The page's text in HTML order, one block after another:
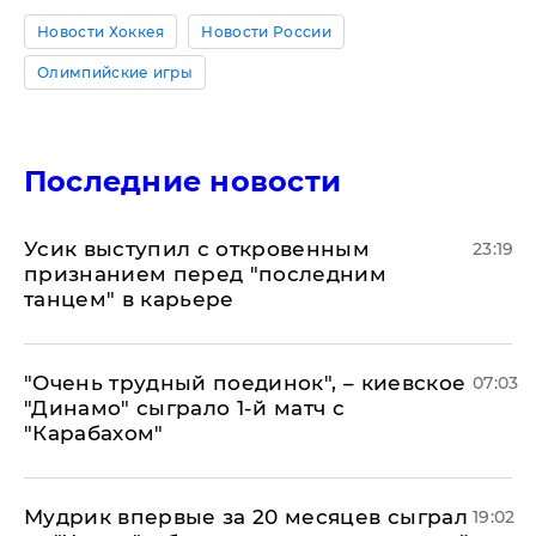
Новости Хоккея Новости России
Олимпийские игры
Последние новости
Усик выступил с откровенным
признанием перед "последним
танцем" в карьере
23:19
"Очень трудный поединок", – киевское
"Динамо" сыграло 1-й матч с
"Карабахом"
07:03
Мудрик впервые за 20 месяцев сыграл 19:02